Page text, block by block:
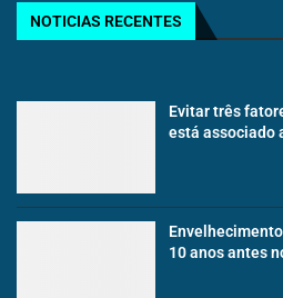
NOTICIAS RECENTES
Evitar três
está associado
10 anos antes